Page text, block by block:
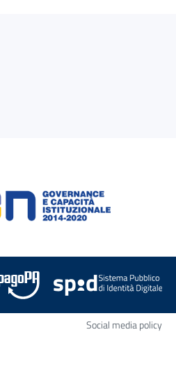
Social media policy